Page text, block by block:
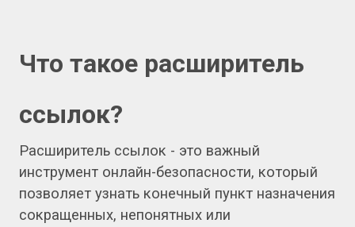
Что такое расширитель
ссылок?
Расширитель ссылок - это важный
инструмент онлайн-безопасности, который
позволяет узнать конечный пункт назначения
сокращенных, непонятных или